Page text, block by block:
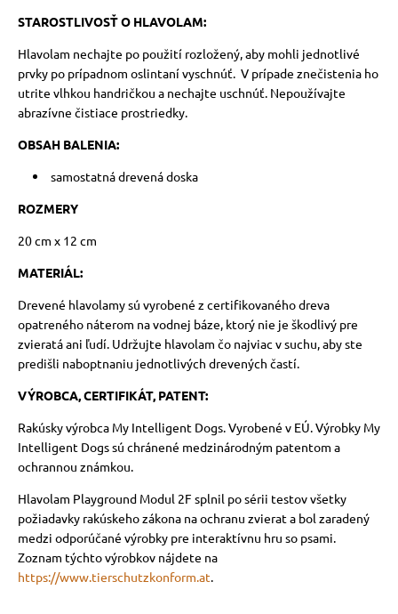
STAROSTLIVOSŤ O HLAVOLAM:
Hlavolam nechajte po použití rozložený, aby mohli jednotlivé
prvky po prípadnom oslintaní vyschnúť. V prípade znečistenia ho
utrite vlhkou handričkou a nechajte uschnúť. Nepoužívajte
abrazívne čistiace prostriedky.
OBSAH BALENIA:
samostatná drevená doska
ROZMERY
20 cm x 12 cm
MATERIÁL:
Drevené hlavolamy sú vyrobené z certifikovaného dreva
opatreného náterom na vodnej báze, ktorý nie je škodlivý pre
zvieratá ani ľudí. Udržujte hlavolam čo najviac v suchu, aby ste
predišli naboptnaniu jednotlivých drevených častí.
VÝROBCA, CERTIFIKÁT, PATENT:
Rakúsky výrobca My Intelligent Dogs. Vyrobené v EÚ. Výrobky My
Intelligent Dogs sú chránené medzinárodným patentom a
ochrannou známkou.
Hlavolam Playground Modul 2F splnil po sérii testov všetky
požiadavky rakúskeho zákona na ochranu zvierat a bol zaradený
medzi odporúčané výrobky pre interaktívnu hru so psami.
Zoznam týchto výrobkov nájdete na
https://www.tierschutzkonform.at.